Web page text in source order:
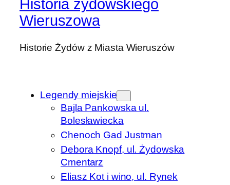
Historia żydowskiego
Wieruszowa
Historie Żydów z Miasta Wieruszów
Legendy miejskie
Bajla Pankowska ul.
Bolesławiecka
Chenoch Gad Justman
Debora Knopf, ul. Żydowska
Cmentarz
Eliasz Kot i wino, ul. Rynek